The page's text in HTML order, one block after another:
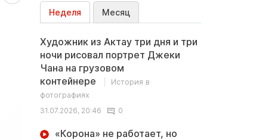
Неделя Месяц
Художник из Актау три дня и три
ночи рисовал портрет Джеки
Чана на грузовом
контейнере
История в
фотографиях
31.07.2026, 20:46
0
«Корона» не работает, но